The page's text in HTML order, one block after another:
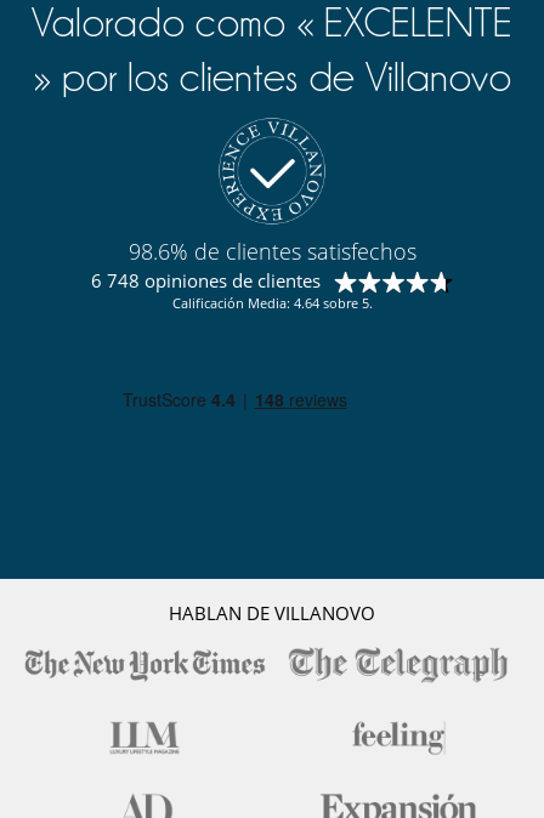
Valorado como « EXCELENTE
» por los clientes de Villanovo
98.6% de clientes satisfechos
6 748 opiniones de clientes
Calificación Media: 4.64 sobre 5.
HABLAN DE VILLANOVO